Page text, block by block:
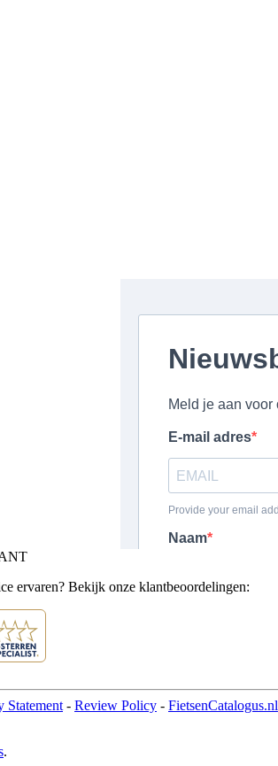
ervaren? Bekijk onze klantbeoordelingen:
Statement - Review Policy - FietsenCatalogus.nl
.